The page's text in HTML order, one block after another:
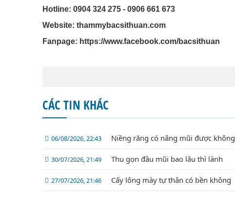
Hotline: 0904 324 275 - 0906 661 673
Website: thammybacsithuan.com
Fanpage: https://www.facebook.com/bacsithuan
CÁC TIN KHÁC
06/08/2026, 22:43 Niềng răng có nâng mũi được không
30/07/2026, 21:49 Thu gọn đầu mũi bao lâu thì lành
27/07/2026, 21:46 Cấy lông mày tự thân có bền không